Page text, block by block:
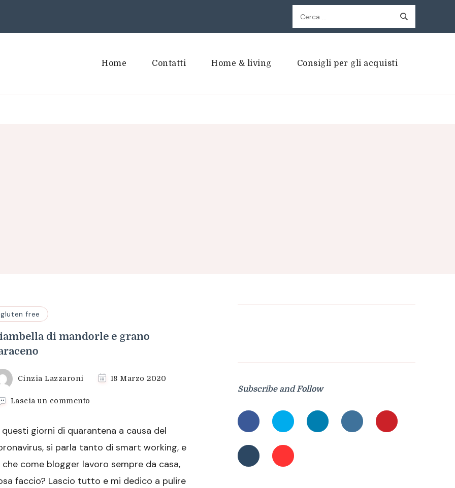
Ricerca
per:
Home Contatti Home & living Consigli per gli acquisti
gluten free
di mandorle e grano
Cinzia Lazzaroni 18 Marzo 2020
Lascia un commento
mandorle
saraceno
questi giorni di quarantena a causa del
si parla tanto di smart working, e
che come blogger lavoro sempre da casa,
faccio? Lascio tutto e mi dedico a pulire
Subscribe and Follow